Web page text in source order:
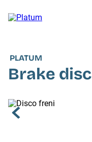
PLATUM
Brake disc